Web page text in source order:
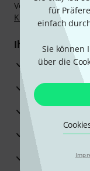
für
einfach
Sie können
über die
Vorkasse, PayPal,
Klarna
Ihre Vorteile
3 Jahre
30 Tage
Beratung